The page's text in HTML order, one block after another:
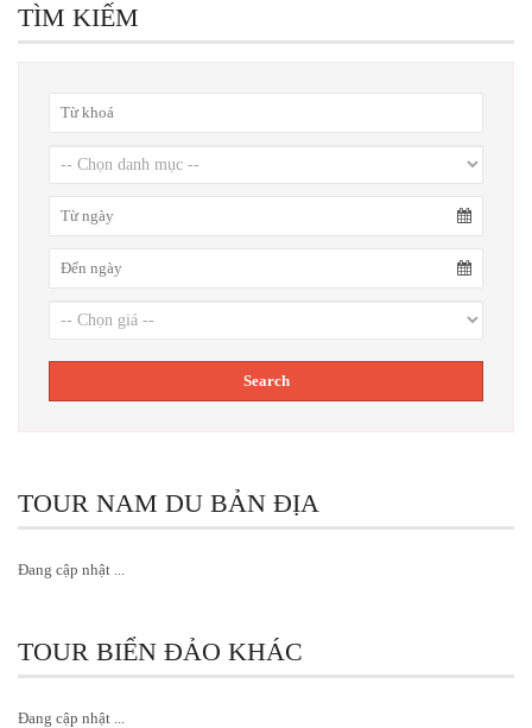
TÌM KIẾM
TOUR NAM DU BẢN ĐỊA
Đang cập nhật ...
TOUR BIỂN ĐẢO KHÁC
Đang cập nhật ...